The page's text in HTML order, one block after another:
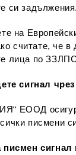
си
на
че в
лица по
сигнал
ЕООД
писмени
сигнал